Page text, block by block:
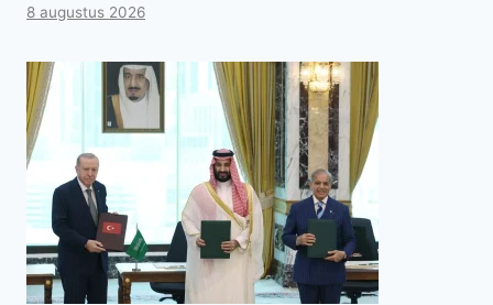
8 augustus 2026